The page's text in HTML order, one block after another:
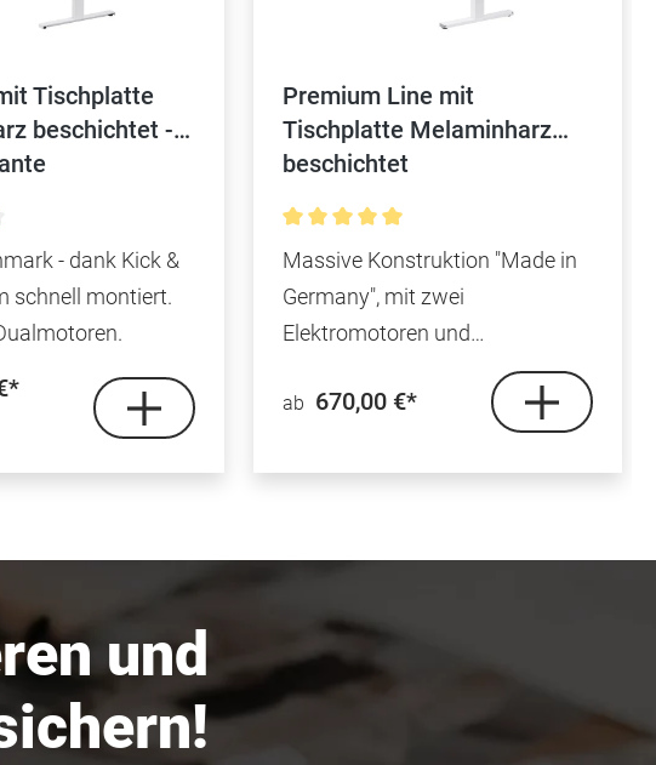
Tischplatte
beschichtet -
Bewertung von 4.8 von 5 Sternen
- dank Kick &
schnell montiert.
Premium Line mit
Tischplatte Melaminharz
beschichtet
Durchschnittliche Bewertung von 5
Massive Konstruktion "Made in
Germany", mit zwei
Elektromotoren und
ab 670,00 €*
und